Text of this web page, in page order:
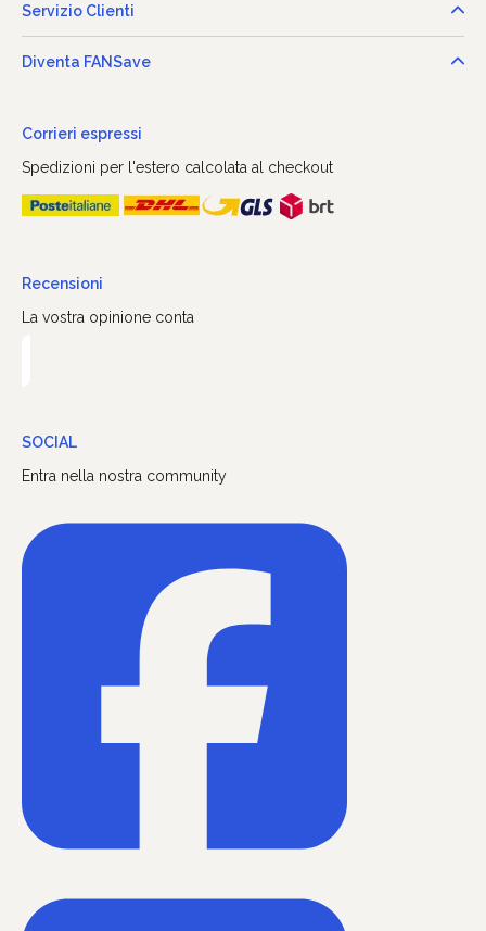
Servizio Clienti
Diventa FANSave
Corrieri espressi
Spedizioni per l'estero calcolata al checkout
Recensioni
La vostra opinione conta
SOCIAL
Entra nella nostra community